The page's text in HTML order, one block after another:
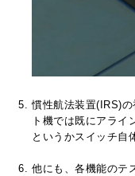
慣性航法装置(IRS)
ト機では既にアライ
というかスイッチ自
他にも、各機能のテ